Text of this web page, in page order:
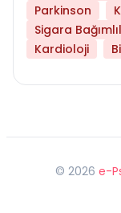
Parkinson
Sigara
Kardioloji
© 2026 e-